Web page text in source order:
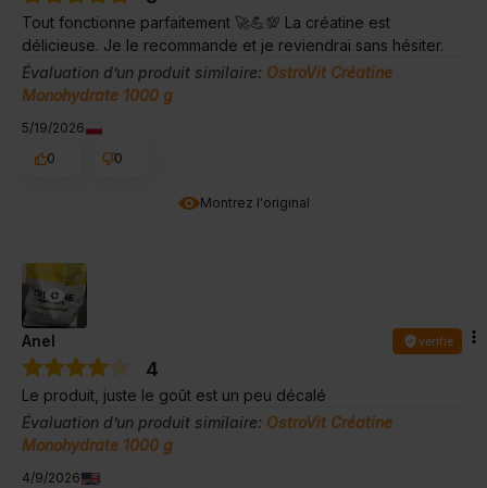
Montrez l'original
Tout fonctionne parfaitement 🚀💪💯 La créatine est
délicieuse. Je le recommande et je reviendrai sans hésiter.
Évaluation d’un produit similaire: OstroVit Créatine
Monohydrate 1000 g
5/19/2026
0
0
Anel vérifié
4
Le produit, juste le goût est un peu décalé
Évaluation d’un produit similaire: OstroVit Créatine
Monohydrate 1000 g
4/9/2026